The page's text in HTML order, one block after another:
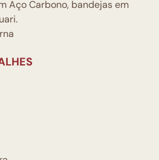
Aço Carbono, bandejas em